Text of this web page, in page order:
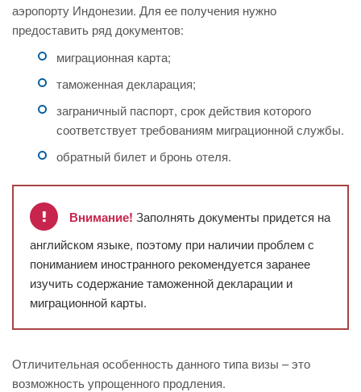
аэропорту Индонезии. Для ее получения нужно
предоставить ряд документов:
миграционная карта;
таможенная декларация;
заграничный паспорт, срок действия которого
соответствует требованиям миграционной службы.
обратный билет и бронь отеля.
Внимание! Заполнять документы придется на
английском языке, поэтому при наличии проблем с
пониманием иностранного рекомендуется заранее
изучить содержание таможенной декларации и
миграционной карты.
Отличительная особенность данного типа визы – это
возможность упрощенного продления.